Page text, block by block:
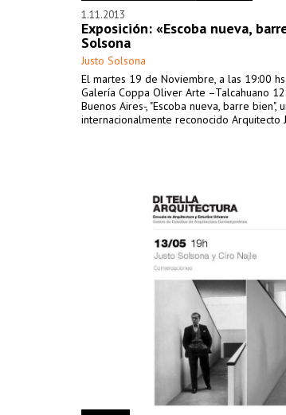
1.11.2013
Exposición: «Escoba nueva,
Solsona
Justo Solsona
El martes 19 de Noviembre, a las 19:00
Galería Coppa Oliver Arte –Talcahuano
Buenos Aires-, "Escoba nueva, barre bien",
internacionalmente reconocido Arquitecto